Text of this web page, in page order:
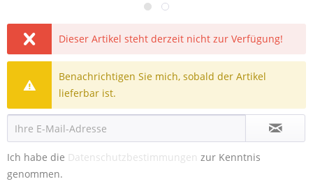
Dieser Artikel steht derzeit nicht zur Verfügung!
Benachrichtigen Sie mich, sobald der Artikel
lieferbar ist.
Ich habe die Datenschutzbestimmungen zur Kenntnis
genommen.